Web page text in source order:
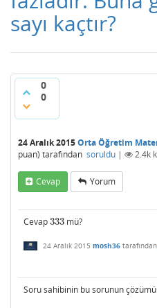
sayı kaçtır?
0
0
24 Aralık 2015Orta Öğretim
puan) tarafından soruldu | 2.4k
Cevap Yorum
Cevap333
333 mü?
24 Aralık 2015 mosh36 tarafından
Soru sahibinin bu sorunun